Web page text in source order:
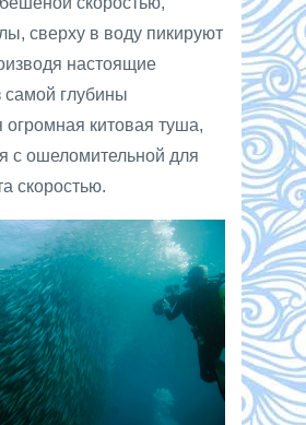
сверху в воду пикируют
настоящие
глубины
огромная китовая туша,
с ошеломительной для
скоростью.